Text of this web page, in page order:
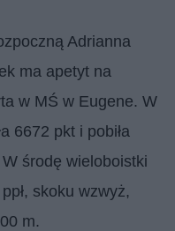
Adrianna
ma apetyt na
w MŚ w Eugene. W
6672 pkt i pobiła
środę wieloboistki
skoku wzwyż,
m.